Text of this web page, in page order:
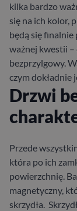
kilka bardzo
się na ich kolor,
będą się finalnie
ważnej kwestii –
bezprzylgowy.
czym dokładnie
Drzwi
Przede
która po ich
powierzchnię.
magnetyczny,
skrzydła.